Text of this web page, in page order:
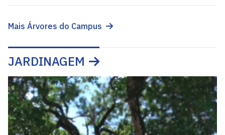
Mais Árvores do Campus
JARDINAGEM